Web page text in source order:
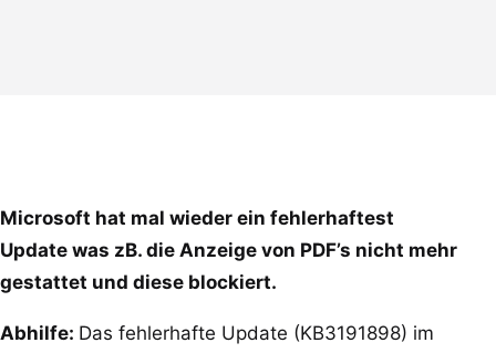
Microsoft hat mal wieder ein fehlerhaftest
Update was zB. die Anzeige von PDF’s nicht mehr
gestattet und diese blockiert.
Abhilfe: Das fehlerhafte Update (KB3191898) im